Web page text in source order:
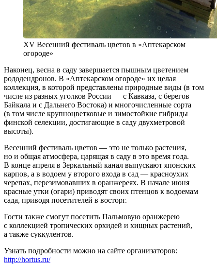
XV Весенний фестиваль цветов в «Аптекарском
огороде»
Наконец, весна в саду завершается пышным цветением
рододендронов. В «Аптекарском огороде» их целая
коллекция, в которой представлены природные виды (в том
числе из разных уголков России — с Кавказа, с берегов
Байкала и с Дальнего Востока) и многочисленные сорта
(в том числе крупноцветковые и зимостойкие гибриды
финской селекции, достигающие в саду двухметровой
высоты).
Весенний фестиваль цветов — это не только растения,
но и общая атмосфера, царящая в саду в это время года.
В конце апреля в Зеркальный канал выпускают японских
карпов, а в водоем у второго входа в сад — красноухих
черепах, перезимовавших в оранжереях. В начале июня
красные утки (огари) приводят своих птенцов к водоемам
сада, приводя посетителей в восторг.
Гости также смогут посетить Пальмовую оранжерею
с коллекцией тропических орхидей и хищных растений,
а также суккулентов.
Узнать подробности можно на сайте организаторов:
http://hortus.ru/